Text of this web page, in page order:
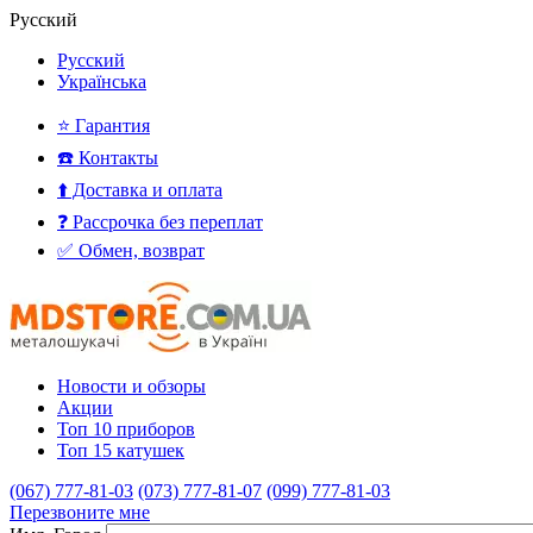
Русский
Русский
Українська
⭐ Гарантия
☎️ Контакты
⬆️ Доставка и оплата
❓ Рассрочка без переплат
✅ Обмен, возврат
Новости и обзоры
Акции
Топ 10 приборов
Топ 15 катушек
(067) 777-81-03 (073) 777-81-07 (099) 777-81-03
Перезвоните мне